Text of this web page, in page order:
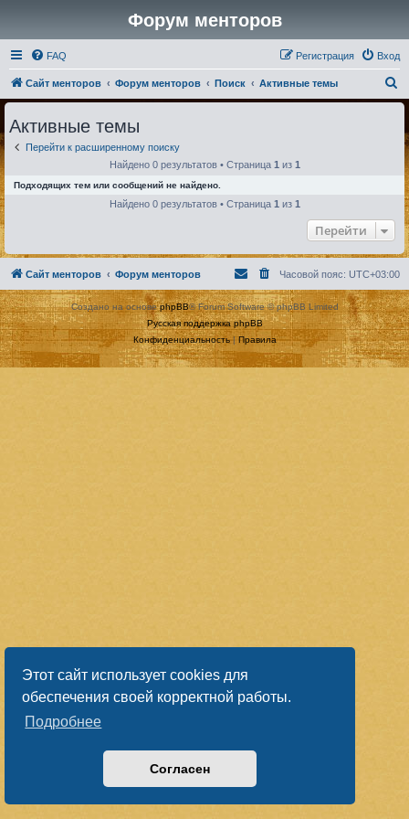
Этот сайт использует cookies для
обеспечения своей корректной работы.
Подробнее
Согласен
Форум менторов
FAQ Вход
Регистрация
Сайт менторов Форум менторов Поиск Активные темы
о
Активные темы
Перейти к расширенному поиску
Найдено 0 результатов • Страница 1 из 1
Подходящих тем или сообщений не найдено.
Найдено 0 результатов • Страница 1 из 1
Перейти
Сайт менторов Форум менторов Часовой пояс: UTC+03:00
Создано на основеphpBB® Forum Software © phpBB Limited
Русская поддержка phpBB
Конфиденциальность| Правила